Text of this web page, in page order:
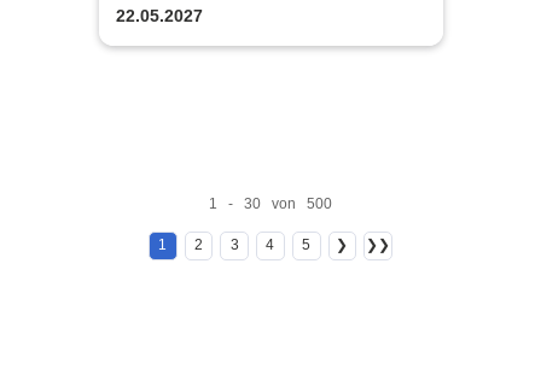
22.05.2027
1 - 30 von 500
1 2 3 4 5 ❯ ❯❯